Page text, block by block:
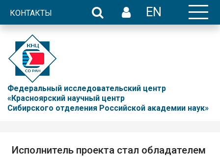
КОНТАКТЫ EN
Федеральный исследовательский центр
«Красноярский научный центр
Сибирского отделения Российской академии наук»
Исполнитель проекта стал обладателем